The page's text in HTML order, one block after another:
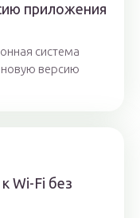
приложения
система
новую версию
Wi-Fi без